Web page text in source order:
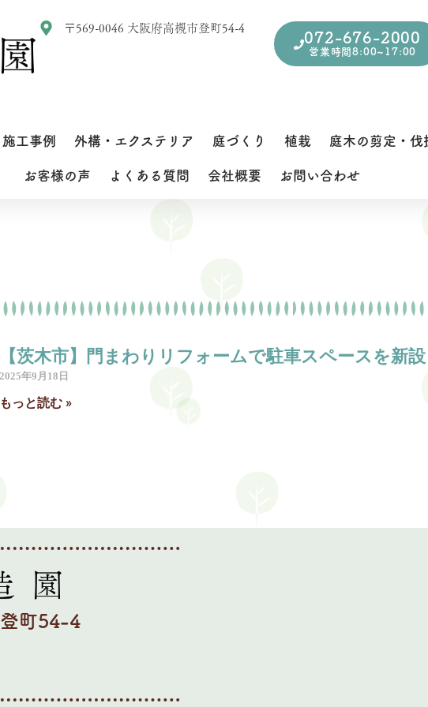
〒569-0046 大阪府高槻市登町54-4
072-676-2000
営業時間8:00~17:00
施工事例 外構・エクステリア 庭づくり 植栽 庭木の剪定・伐
お客様の声 よくある質問 会社概要 お問い合わせ
【茨木市】門まわりリフォームで駐車スペースを新設
2025年9月18日
もっと読む »
町54-4